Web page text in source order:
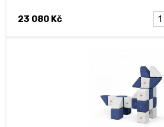
23 080 Kč